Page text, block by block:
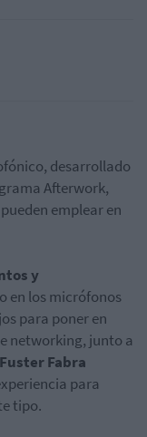
desarrollado
Afterwork,
emplear en
y
en los micrófonos
para poner en
networking, junto a
Fabra
para
tipo.